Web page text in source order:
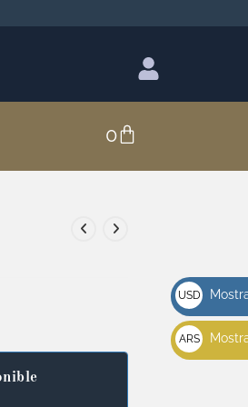
0
USD
u$s
ARS
$